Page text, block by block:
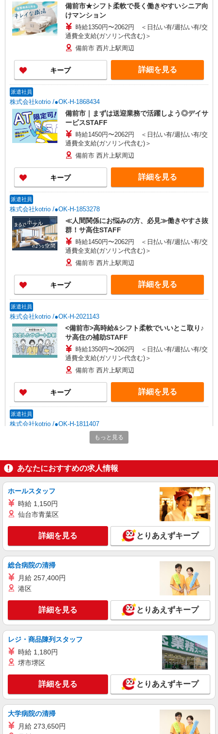
備前市★シフト柔軟で長く働きやすいシニア向
けマンション
時給1350円〜2062円 ＜日払い有/週払い有/交
通費全支給(ガソリン代含む)＞
備前市 西片上駅周辺
キープ 詳細を見る
派遣社員
株式会社kotrio /●OK-H-1868434
備前市｜まずは送迎業務で活躍しよう◎デイサ
ービスSTAFF
時給1450円〜2062円 ＜日払い有/週払い有/交
通費全支給(ガソリン代含む)＞
備前市 西片上駅周辺
キープ 詳細を見る
派遣社員
株式会社kotrio /●OK-H-1853278
≪人間関係にお悩みの方、必見≫働きやすさ抜
群！サ高住STAFF
時給1450円〜2062円 ＜日払い有/週払い有/交
通費全支給(ガソリン代含む)＞
備前市 西片上駅周辺
キープ 詳細を見る
派遣社員
株式会社kotrio /●OK-H-2021143
<備前市>高時給&シフト柔軟でいいとこ取り♪
サ高住の補助STAFF
時給1350円〜2062円 ＜日払い有/週払い有/交
通費全支給(ガソリン代含む)＞
備前市 西片上駅周辺
キープ 詳細を見る
派遣社員
株式会社kotrio /●OK-H-1811407
シニア向けマンションで見守り・食事配膳など
＊備前市＊。日払可
通費全支給(ガソリン代含む)＞
備前市 西片上駅周辺
キープ 詳細を見る
株式会社ブレイブ（マイナビグループ）/MD33
介護スタッフ ◆デイサービス、サービス付き
高齢者向け住宅、グループホームなど様々な勤
未経験：時給1250〜1450円（資格・経験によ
る） 経験者：時給1450〜1650円（資格・経験によ
る） ◎月収例 時給1650円×1日8時間×22日（週5
い/週払い/月払い対応も可能です。詳しくは面談時
にご相談ください。 ◆交通費：別途全額支給 ※当
駅」 ◆JR赤穂線「伊部駅」 ◆JR赤穂線「香登
駅」 ★その他、近隣に多数勤務地あります！
キープ 詳細を見る
派遣社員
株式会社kotrio /●OK-H-2021172
＜備前市＞小さなデイサービスSTAFF募集≪
時給1350円〜2062円 ＜日払い有/週払い有/交
通費全支給(ガソリン代含む)＞
備前市 西片上駅周辺
キープ 詳細を見る
もっと見る
あなたにおすすめの求人情報
ホールスタッフ
時給 1,150円
仙台市青葉区
詳細を見る とりあえずキープ
総合病院の清掃
月給 257,400円
港区
詳細を見る とりあえずキープ
レジ・商品陳列スタッフ
時給 1,180円
堺市堺区
詳細を見る とりあえずキープ
大学病院の清掃
月給 273,650円